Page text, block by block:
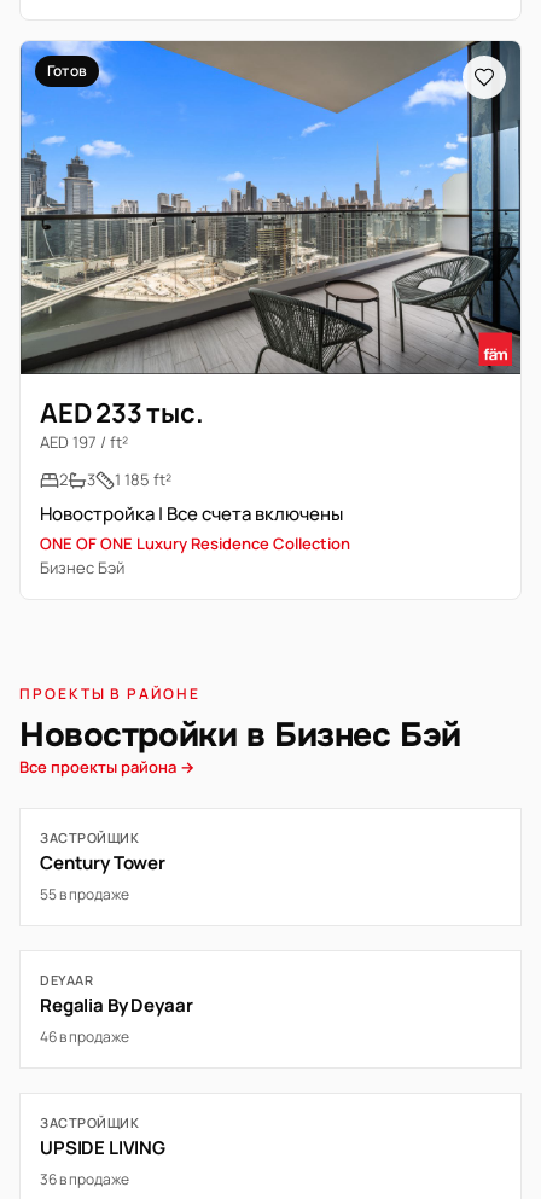
Готов
AED 233 тыс.
AED 197 / ft²
2
3 1 185 ft²
Новостройка | Все счета включены
ONE OF ONE Luxury Residence Collection
Бизнес Бэй
ПРОЕКТЫ В РАЙОНЕ
Новостройки в Бизнес Бэй
Все проекты района →
ЗАСТРОЙЩИК
Century Tower
55 в продаже
DEYAAR
Regalia By Deyaar
46 в продаже
ЗАСТРОЙЩИК
UPSIDE LIVING
36 в продаже